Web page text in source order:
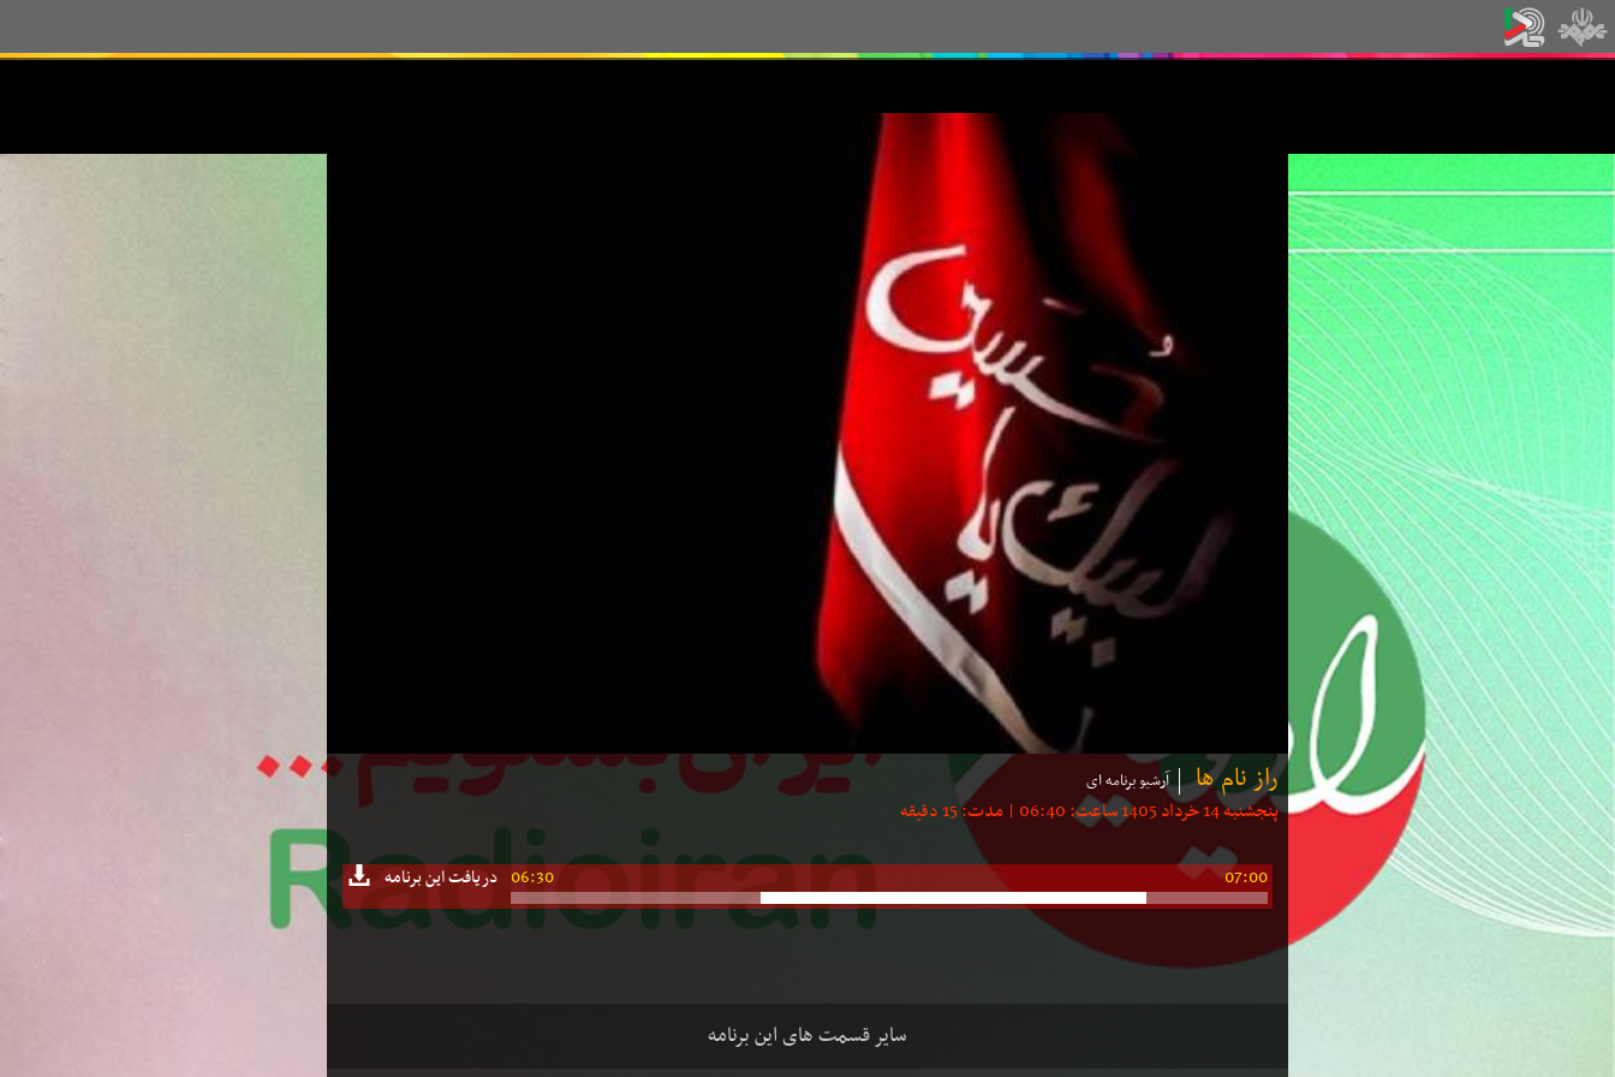
راز نام ها آرشیو برنامه ای
پنجشنبه 14 خرداد 1405 ساعت: 06:40 | مدت: 15 دقیقه
دریافت این برنامه 06:30 07:00
سایر قسمت های این برنامه